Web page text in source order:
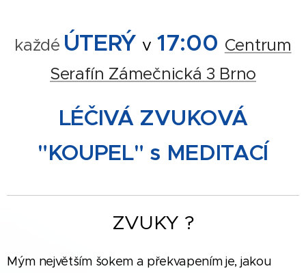
každé ÚTERÝ v 17:00 Centrum
Serafín Zámečnická 3 Brno
LÉČIVÁ ZVUKOVÁ
"KOUPEL" s MEDITACÍ
ZVUKY ?
Mým největším šokem a překvapením je, jakou